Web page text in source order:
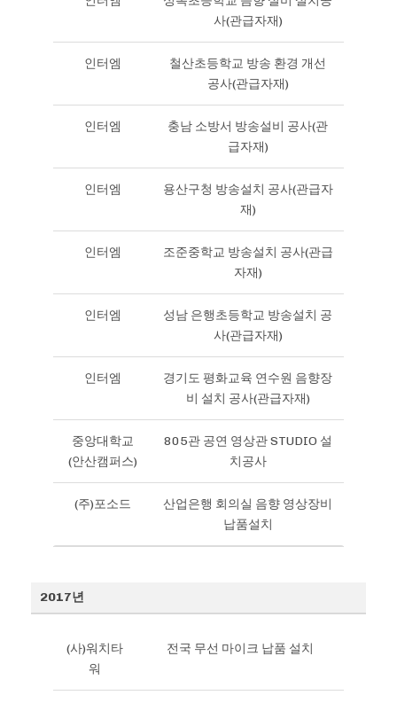
사(관급자재)
인터엠
철산초등학교 방송 환경 개선
공사(관급자재)
인터엠
충남 소방서 방송설비 공사(관
급자재)
인터엠
용산구청 방송설치 공사(관급자
재)
인터엠
조준중학교 방송설치 공사(관급
자재)
인터엠
성남 은행초등학교 방송설치 공
사(관급자재)
인터엠
경기도 평화교육 연수원 음향장
비 설치 공사(관급자재)
중앙대학교
(안산캠퍼스)
805관 공연 영상관 STUDIO 설
치공사
(주)포소드
산업은행 회의실 음향 영상장비
납품설치
2017년
(사)워치타
워
전국 무선 마이크 납품 설치